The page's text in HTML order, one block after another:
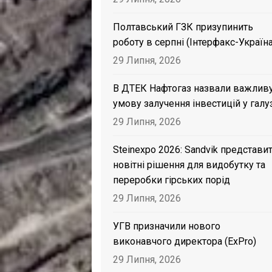
Полтавський ГЗК призупинить
роботу в серпні (Інтерфакс-
29 Липня, 2026
В ДТЕК Нафтогаз назвали
умову залучення інвестицій у
29 Липня, 2026
Steinexpo 2026: Sandvik
новітні рішення для видобутку та
переробки гірських порід
29 Липня, 2026
УГВ призначили нового
виконавчого директора (ExPro)
29 Липня, 2026